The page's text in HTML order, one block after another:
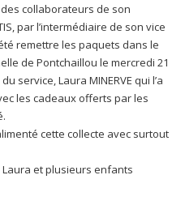
collaborateurs de son
par l’intermédiaire de son vice
remettre les paquets dans le
de Pontchaillou le mercredi 21
service, Laura MINERVE qui l’a
les cadeaux offerts par les
cette collecte avec surtout
et plusieurs enfants